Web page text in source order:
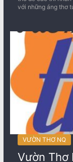
với những áng thơ
VƯỜN THƠ NQ
Vườn Thơ